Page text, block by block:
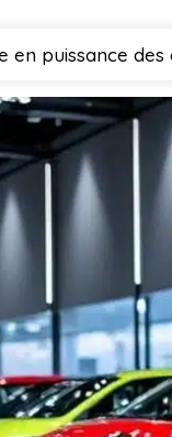
en puissance